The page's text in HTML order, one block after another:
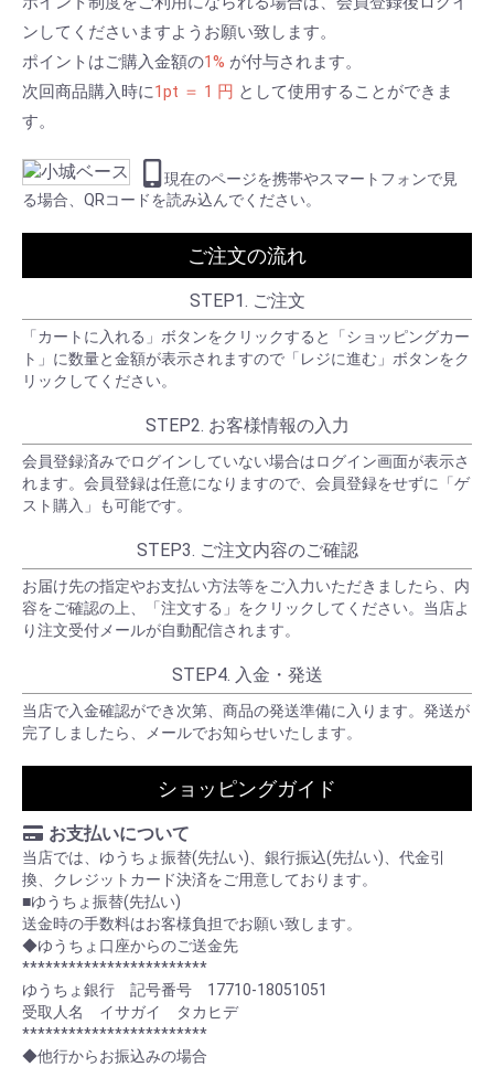
ンしてくださいますようお願い致します。
ポイントはご購入金額の1% が付与されます。
次回商品購入時に1pt ＝ 1 円 として使用することができま
す。
現在のページを携帯やスマートフォンで見
る場合、QRコードを読み込んでください。
ご注文の流れ
STEP1. ご注文
「カートに入れる」ボタンをクリックすると「ショッピングカー
ト」に数量と金額が表示されますので「レジに進む」ボタンをク
リックしてください。
STEP2. お客様情報の入力
会員登録済みでログインしていない場合はログイン画面が表示さ
れます。会員登録は任意になりますので、会員登録をせずに「ゲ
スト購入」も可能です。
STEP3. ご注文内容のご確認
お届け先の指定やお支払い方法等をご入力いただきましたら、内
容をご確認の上、「注文する」をクリックしてください。当店よ
り注文受付メールが自動配信されます。
STEP4. 入金・発送
当店で入金確認ができ次第、商品の発送準備に入ります。発送が
完了しましたら、メールでお知らせいたします。
ショッピングガイド
お支払いについて
当店では、ゆうちょ振替(先払い)、銀行振込(先払い)、代金引
換、クレジットカード決済をご用意しております。
■ゆうちょ振替(先払い)
送金時の手数料はお客様負担でお願い致します。
◆ゆうちょ口座からのご送金先
************************
ゆうちょ銀行 記号番号 17710-18051051
受取人名 イサガイ タカヒデ
************************
◆他行からお振込みの場合